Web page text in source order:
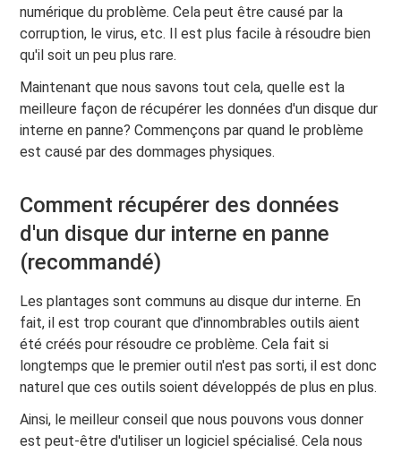
numérique du problème. Cela peut être causé par la
corruption, le virus, etc. Il est plus facile à résoudre bien
qu'il soit un peu plus rare.
Maintenant que nous savons tout cela, quelle est la
meilleure façon de récupérer les données d'un disque dur
interne en panne? Commençons par quand le problème
est causé par des dommages physiques.
Comment récupérer des données
d'un disque dur interne en panne
(recommandé)
Les plantages sont communs au disque dur interne. En
fait, il est trop courant que d'innombrables outils aient
été créés pour résoudre ce problème. Cela fait si
longtemps que le premier outil n'est pas sorti, il est donc
naturel que ces outils soient développés de plus en plus.
Ainsi, le meilleur conseil que nous pouvons vous donner
est peut-être d'utiliser un logiciel spécialisé. Cela nous